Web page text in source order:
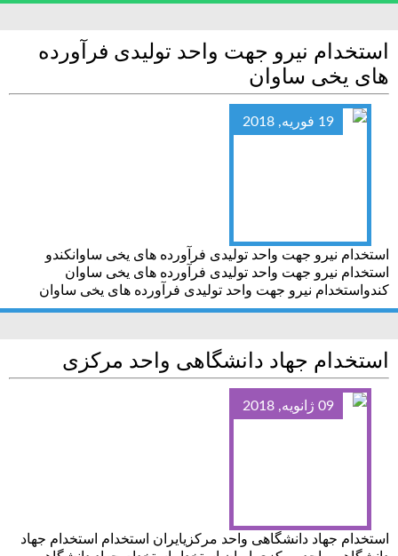
استخدام نیرو جهت واحد تولیدی فرآورده
های یخی ساوان
19 فوریه, 2018
استخدام نیرو جهت واحد تولیدی فرآورده های یخی ساوانکندو
استخدام نیرو جهت واحد تولیدی فرآورده های یخی ساوان
کندواستخدام نیرو جهت واحد تولیدی فرآورده های یخی ساوان
استخدام جهاد دانشگاهی واحد مرکزی
09 ژانویه, 2018
استخدام جهاد دانشگاهی واحد مرکزیایران استخدام استخدام جهاد